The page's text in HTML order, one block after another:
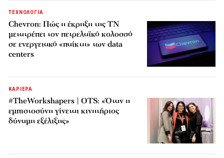
ΤΕΧΝΟΛΟΓΙΑ
Chevron: Πώς η έκρηξη της ΤΝ
μετατρέπει τον πετρελαϊκό κολοσσό
σε ενεργειακό «παίκτη» των data
centers
ΚΑΡΙΕΡΑ
#TheWorkshapers | OTS: «Όταν η
εμπιστοσύνη γίνεται κινητήριος
δύναμη εξέλιξης»